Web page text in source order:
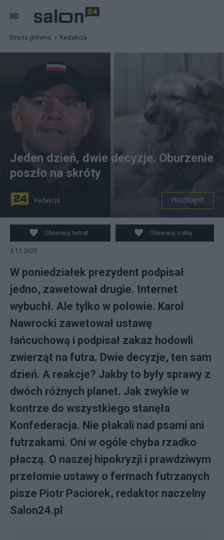
Strona główna Redakcja
Karol Nawrocki zawetował ustawę łańcuchową i
podpisał zakaz hodowli zwierząt na
futra/PAP/Kostiantyn Klymovets
Jeden dzień, dwie decyzje. Oburzenie
poszło na skróty
Redakcja PREZYDENT
Obserwuj temat Obserwuj notkę
3.12.2025
W poniedziałek prezydent podpisał
jedno, zawetował drugie. Internet
wybuchł. Ale tylko w połowie. Karol
Nawrocki zawetował ustawę
łańcuchową i podpisał zakaz hodowli
zwierząt na futra. Dwie decyzje, ten sam
dzień. A reakcje? Jakby to były sprawy z
dwóch różnych planet. Jak zwykle w
kontrze do wszystkiego stanęła
Konfederacja. Nie płakali nad psami ani
futrzakami. Oni w ogóle chyba rzadko
płaczą. O naszej hipokryzji i prawdziwym
przełomie ustawy o fermach futrzanych
pisze Piotr Paciorek, redaktor naczelny
Salon24.pl